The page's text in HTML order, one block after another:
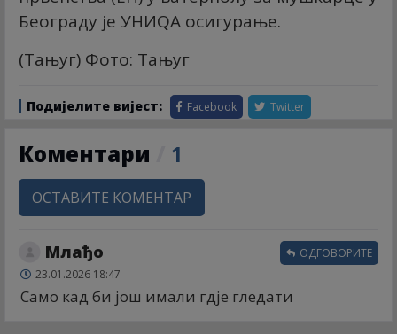
Београду је УНИQА осигурање.
(Тањуг) Фото: Тањуг
Подијелите вијест: Facebook Twitter
Коментари 1
ОСТАВИТЕ КОМЕНТАР
Млађо
23.01.2026 18:47
Само кад би још имали гдје гледати
ОДГОВОРИТЕ